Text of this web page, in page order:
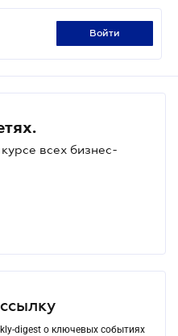
войти
всех бизнес-
digest о ключевых событиях